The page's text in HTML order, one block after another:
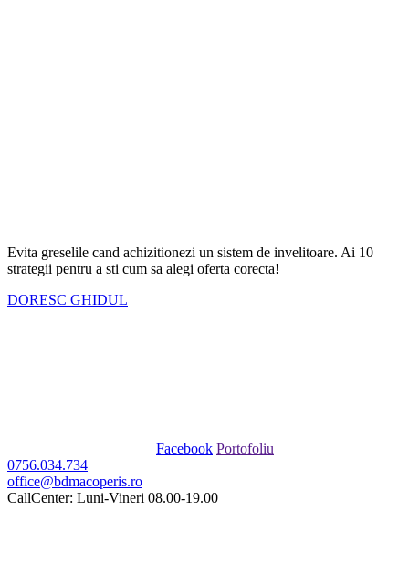
Evita greselile cand achizitionezi un sistem de invelitoare. Ai 10
strategii pentru a sti cum sa alegi oferta corecta!
DORESC GHIDUL
Facebook Portofoliu
0756.034.734
office@bdmacoperis.ro
CallCenter: Luni-Vineri 08.00-19.00